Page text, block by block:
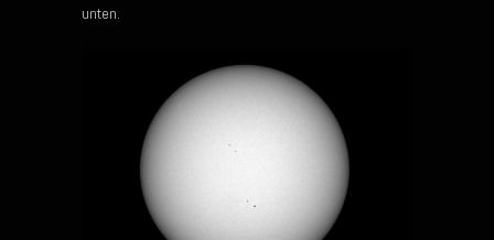
unten.